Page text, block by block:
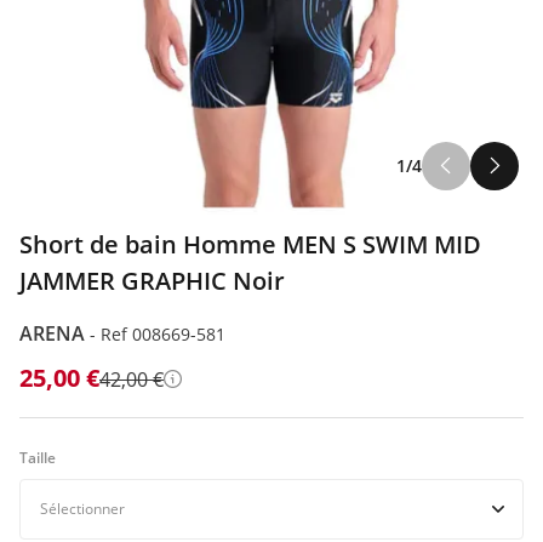
1/4
Short de bain Homme MEN S SWIM MID
JAMMER GRAPHIC Noir
ARENA - Ref 008669-581
25,00 €42,00 € Détails
Taille